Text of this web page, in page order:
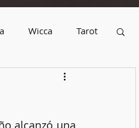
Wicca Tarot
urbanas